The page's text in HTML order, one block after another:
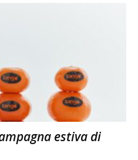
estiva di